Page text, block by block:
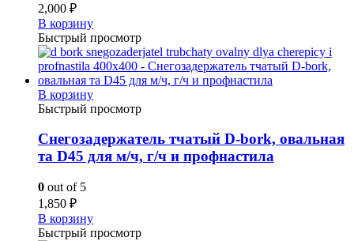
2,000 ₽
В корзину
Быстрый просмотр
В корзину
Быстрый просмотр
Снегозадержатель тчатый D-bork, овальная
та D45 для м/ч, г/ч и профнастила
0 out of 5
1,850 ₽
В корзину
Быстрый просмотр